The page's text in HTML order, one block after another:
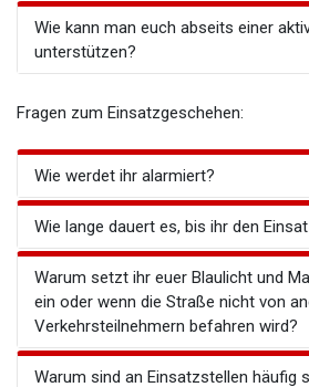
Wie kann man euch abseits einer
unterstützen?
Fragen zum Einsatzgeschehen:
Wie werdet ihr alarmiert?
Wie lange dauert es, bis ihr den
Warum setzt ihr euer Blaulicht und
ein oder wenn die Straße nicht von
Verkehrsteilnehmern befahren wird?
Warum sind an Einsatzstellen häufig